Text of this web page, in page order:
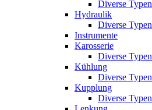
Diverse Typen
Hydraulik
Diverse Typen
Instrumente
Karosserie
Diverse Typen
Kühlung
Diverse Typen
Kupplung
Diverse Typen